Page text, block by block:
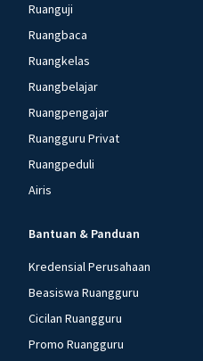
Ruanguji
Ruangbaca
Ruangkelas
Ruangbelajar
Ruangpengajar
Ruangguru Privat
Ruangpeduli
Airis
Bantuan & Panduan
Kredensial Perusahaan
Beasiswa Ruangguru
Cicilan Ruangguru
Promo Ruangguru